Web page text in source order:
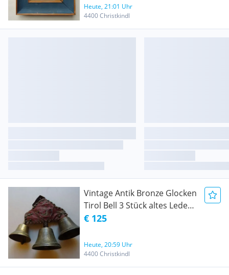
Heute, 21:01 Uhr
4400 Christkindl
Vintage Antik Bronze Glocken
Tirol Bell 3 Stück altes Leder
Bauer Tiere Ziegen Schafe
€ 125
Heute, 20:59 Uhr
4400 Christkindl